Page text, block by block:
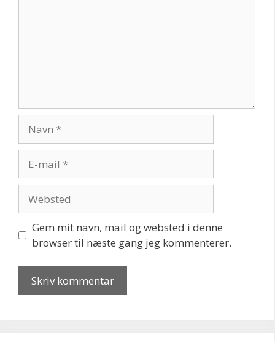
mail
Gem mit navn, mail og websted i denne
browser til næste gang jeg kommenterer.